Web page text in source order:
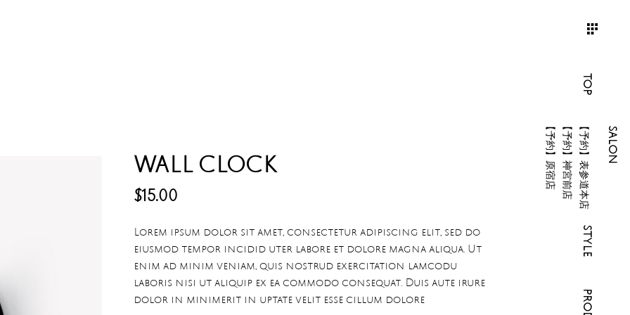
TOP
SALON
【予約】表参道本店
【予約】神宮前店
【予約】原宿店
STYLE
WALL CLOCK
$15.00
Lorem ipsum dolor sit amet, consectetur adipiscing elit, sed do
eiusmod tempor incidid uter labore et dolore magna aliqua. Ut
enim ad minim veniam, quis nostrud exercitation lamcodu
laboris nisi ut aliquip ex ea commodo consequat. Duis aute irure
dolor in minimerit in uptate velit esse cillum dolore